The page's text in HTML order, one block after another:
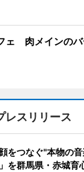
ェ 肉メインのバ
レスリリース
をつなぐ"本物の
を群馬県・赤城育